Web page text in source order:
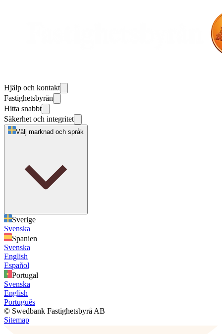
Hjälp och kontakt
Fastighetsbyrån
Hitta snabbt
Säkerhet och integritet
Välj marknad och språk
Sverige
Svenska
Spanien
Svenska
English
Español
Portugal
Svenska
English
Português
© Swedbank Fastighetsbyrå AB
Sitemap